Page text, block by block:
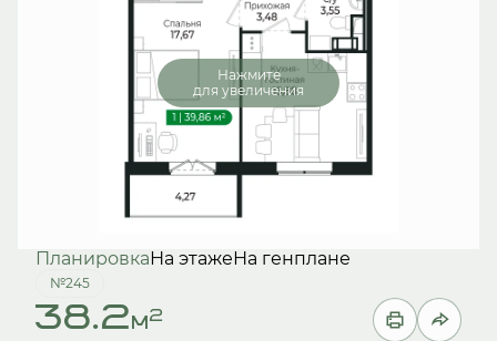
Нажмите
для увеличения
ПланировкаНа этажеНа генплане
№245
38.2м2